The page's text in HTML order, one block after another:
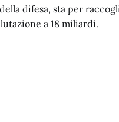
difesa, sta per
a 18 miliardi.